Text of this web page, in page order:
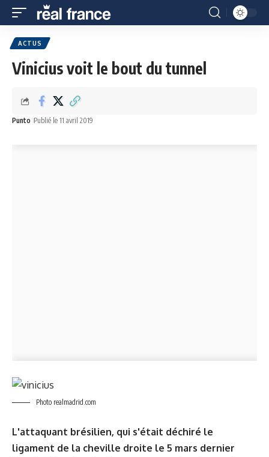
ACTUS
Vinicius voit le bout du tunnel
Punto Publié le 11 avril 2019
Photo realmadrid.com
L'attaquant brésilien, qui s'était déchiré le
ligament de la cheville droite le 5 mars dernier